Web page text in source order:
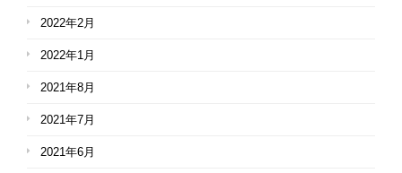
2022年2月
2022年1月
2021年8月
2021年7月
2021年6月